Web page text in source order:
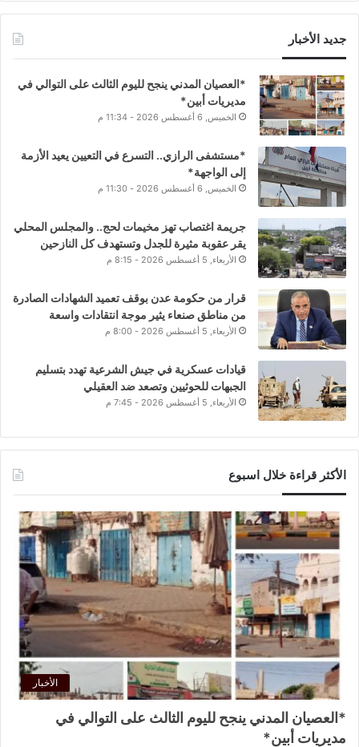
جديد الأخبار
*العصيان المدني ينجح لليوم الثالث على التوالي في
مديريات أبين*
الخميس, 6 أغسطس 2026 - 11:34 م
*مستشفى الرازي.. التسرع في التعيين يعيد الأزمة
إلى الواجهة*
الخميس, 6 أغسطس 2026 - 11:30 م
جريمة اغتصاب تهز مخيمات لحج.. والمجلس المحلي
يقر عقوبة مثيرة للجدل وتستهدف كل النازحين
الأربعاء, 5 أغسطس 2026 - 8:15 م
قرار من حكومة عدن بوقف تعميد الشهادات الصادرة
من مناطق صنعاء يثير موجة انتقادات واسعة
الأربعاء, 5 أغسطس 2026 - 8:00 م
قيادات عسكرية في جيش الشرعية تهدد بتسليم
الجبهات للحوثيين وتصعد ضد العقيلي
الأربعاء, 5 أغسطس 2026 - 7:45 م
الأكثر قراءة خلال اسبوع
الأخبار
*العصيان المدني ينجح لليوم الثالث على التوالي في
مديريات أبين*